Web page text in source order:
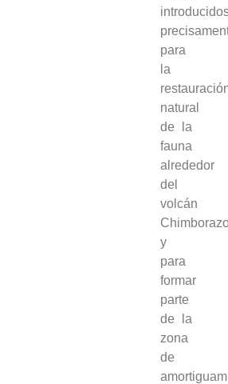
para
la
natural
de la
fauna
alrededor
del
volcán
y
para
formar
parte
de la
zona
de